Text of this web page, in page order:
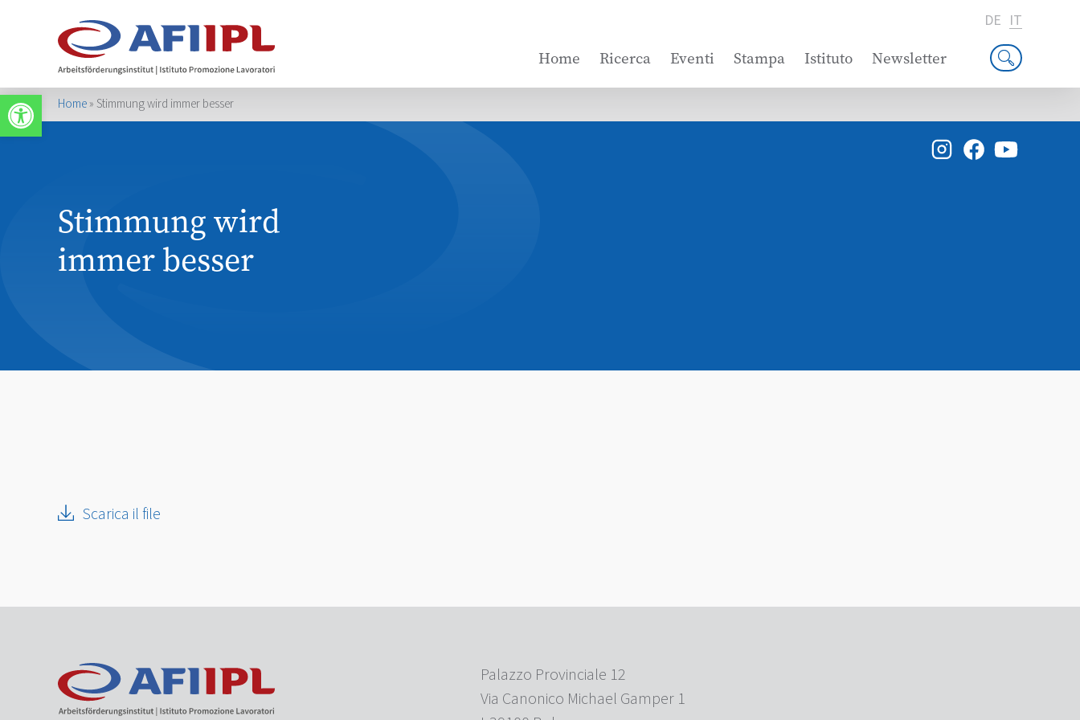
Apri la barra degli strumenti
Home Ricerca Eventi Stampa Istituto Newsletter
DE IT
Home»Stimmung wird immer besser
Stimmung wird
immer besser
Scarica il file
Palazzo Provinciale 12
Via Canonico Michael Gamper 1